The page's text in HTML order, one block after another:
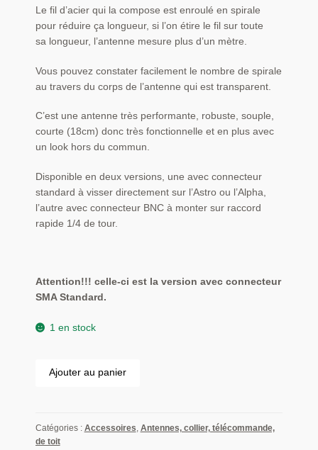
Le fil d’acier qui la compose est enroulé en spirale
pour réduire ça longueur, si l’on étire le fil sur toute
sa longueur, l’antenne mesure plus d’un mètre.
Vous pouvez constater facilement le nombre de spirale
au travers du corps de l’antenne qui est transparent.
C’est une antenne très performante, robuste, souple,
courte (18cm) donc très fonctionnelle et en plus avec
un look hors du commun.
Disponible en deux versions, une avec connecteur
standard à visser directement sur l’Astro ou l’Alpha,
l’autre avec connecteur BNC à monter sur raccord
rapide 1/4 de tour.
Attention!!! celle-ci est la version avec connecteur
SMA Standard.
1 en stock
exclusivité
antenne
Ajouter au panier
Catégories : Accessoires Antennes, collier, télécommande,
de toit